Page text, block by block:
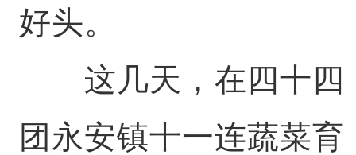
好头。
这几天，在四十四
团永安镇十一连蔬菜育